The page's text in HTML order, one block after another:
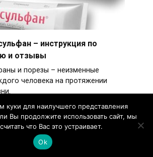
– инструкция по
и отзывы
и порезы – неизменные
человека на протяжении
куки для наилучшего представления
Вы продолжите использовать сайт, мы
что Вас это устраивает.
Ok